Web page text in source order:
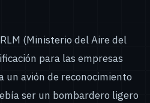
(Ministerio del Aire del
para las empresas
un avión de reconocimiento
ser un bombardero ligero